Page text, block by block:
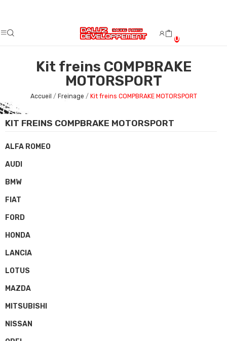
0
Kit freins COMPBRAKE
MOTORSPORT
Accueil Freinage Kit freins COMPBRAKE MOTORSPORT
KIT FREINS COMPBRAKE MOTORSPORT
ALFA ROMEO
AUDI
BMW
FIAT
FORD
HONDA
LANCIA
LOTUS
MAZDA
MITSUBISHI
NISSAN